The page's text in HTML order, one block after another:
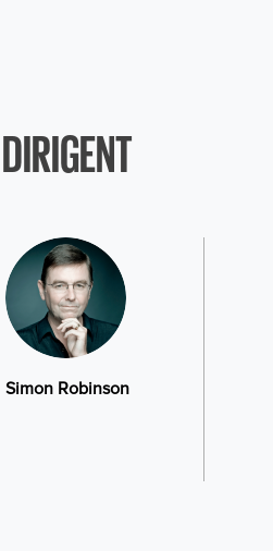
DIRIGENT
Simon Robinson